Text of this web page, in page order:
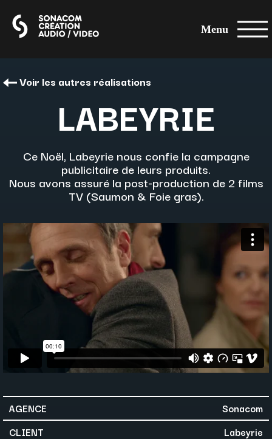
Menu
Voir les autres réalisations
LABEYRIE
Ce Noël, Labeyrie nous confie la campagne
publicitaire de leurs produits.
Nous avons assuré la post-production de 2 films
TV (Saumon & Foie gras).
AGENCE
Sonacom
CLIENT
Labeyrie